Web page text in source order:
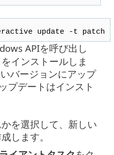
update -t patch
APIを呼び出し
インストールしま
バージョンにアップ
プデートはインスト
を選択して、新しい
します。